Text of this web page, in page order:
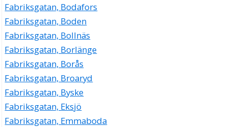
Fabriksgatan, Bodafors
Fabriksgatan, Boden
Fabriksgatan, Bollnäs
Fabriksgatan, Borlänge
Fabriksgatan, Borås
Fabriksgatan, Broaryd
Fabriksgatan, Byske
Fabriksgatan, Eksjö
Fabriksgatan, Emmaboda